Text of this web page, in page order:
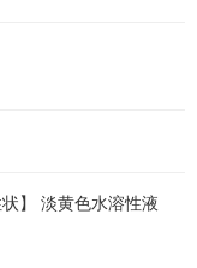
】 淡黄色水溶性液